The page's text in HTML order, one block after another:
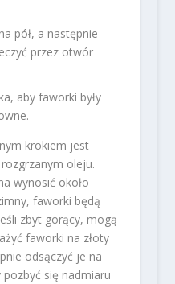
pół, a następnie
przez otwór
aby faworki były
krokiem jest
oleju.
wynosić około
faworki będą
zbyt gorący, mogą
faworki na złoty
odsączyć je na
się nadmiaru